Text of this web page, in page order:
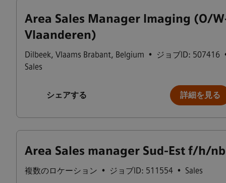
Area Sales Manager Imaging (O/
Vlaanderen)
Dilbeek, Vlaams Brabant, Belgium • ジョブID: 507416
Sales
シェアする 詳細を見る
Area Sales manager Sud-Est f/h/nb
複数のロケーション • ジョブID: 511554 • Sales